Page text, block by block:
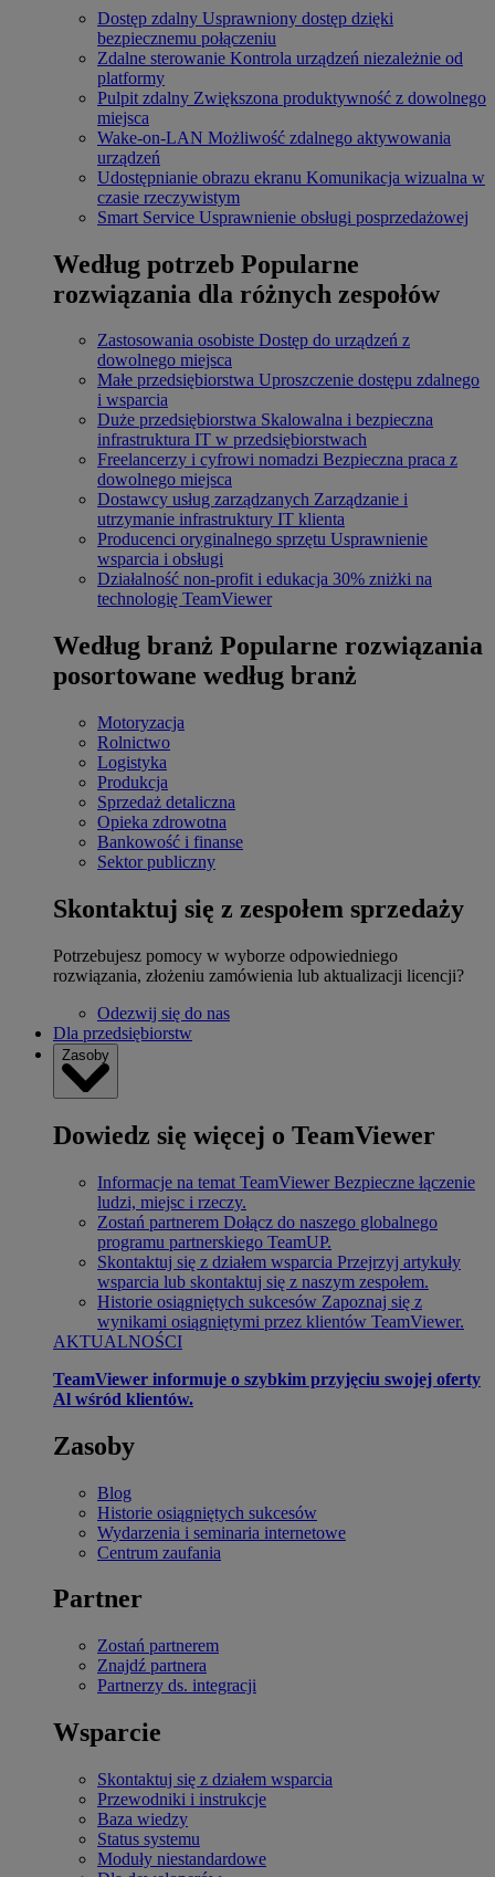
Dostęp zdalny Usprawniony dostęp dzięki
bezpiecznemu połączeniu
Zdalne sterowanie Kontrola urządzeń niezależnie od
platformy
Pulpit zdalny Zwiększona produktywność z dowolnego
miejsca
Wake-on-LAN Możliwość zdalnego aktywowania
urządzeń
Udostępnianie obrazu ekranu Komunikacja wizualna w
czasie rzeczywistym
Smart Service Usprawnienie obsługi posprzedażowej
Według potrzeb Popularne
rozwiązania dla różnych zespołów
Zastosowania osobiste Dostęp do urządzeń z
dowolnego miejsca
Małe przedsiębiorstwa Uproszczenie dostępu zdalnego
i wsparcia
Duże przedsiębiorstwa Skalowalna i bezpieczna
infrastruktura IT w przedsiębiorstwach
Freelancerzy i cyfrowi nomadzi Bezpieczna praca z
dowolnego miejsca
Dostawcy usług zarządzanych Zarządzanie i
utrzymanie infrastruktury IT klienta
Producenci oryginalnego sprzętu Usprawnienie
wsparcia i obsługi
Działalność non-profit i edukacja 30% zniżki na
technologię TeamViewer
Według branż Popularne rozwiązania
posortowane według branż
Motoryzacja
Rolnictwo
Logistyka
Produkcja
Sprzedaż detaliczna
Opieka zdrowotna
Bankowość i finanse
Sektor publiczny
Skontaktuj się z zespołem sprzedaży
Potrzebujesz pomocy w wyborze odpowiedniego
rozwiązania, złożeniu zamówienia lub aktualizacji licencji?
Odezwij się do nas
Dla przedsiębiorstw
Zasoby
Dowiedz się więcej o TeamViewer
Informacje na temat TeamViewer Bezpieczne łączenie
ludzi, miejsc i rzeczy.
Zostań partnerem Dołącz do naszego globalnego
programu partnerskiego TeamUP.
Skontaktuj się z działem wsparcia Przejrzyj artykuły
wsparcia lub skontaktuj się z naszym zespołem.
Historie osiągniętych sukcesów Zapoznaj się z
wynikami osiągniętymi przez klientów TeamViewer.
AKTUALNOŚCI
TeamViewer informuje o szybkim przyjęciu swojej oferty
Al wśród klientów.
Zasoby
Blog
Historie osiągniętych sukcesów
Wydarzenia i seminaria internetowe
Centrum zaufania
Partner
Zostań partnerem
Znajdź partnera
Partnerzy ds. integracji
Wsparcie
Skontaktuj się z działem wsparcia
Przewodniki i instrukcje
Baza wiedzy
Status systemu
Moduły niestandardowe